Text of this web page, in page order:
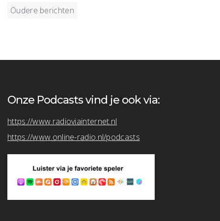
Berichtnavigatie
Oudere berichten
Onze Podcasts vind je ook via:
https://www.radioviainternet.nl
https://www.online-radio.nl/podcasts